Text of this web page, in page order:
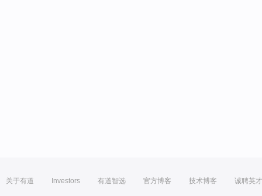
关于有道 Investors 有道智选 官方博客 技术博客 诚聘英才